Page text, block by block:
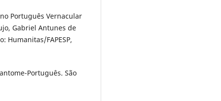
no Português Vernacular
Gabriel Antunes de
Humanitas/FAPESP,
Português. São